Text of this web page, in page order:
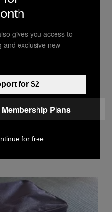
Ago, Drake
Song of His
gives you access to
and exclusive new
for $2
Membership Plans
for free